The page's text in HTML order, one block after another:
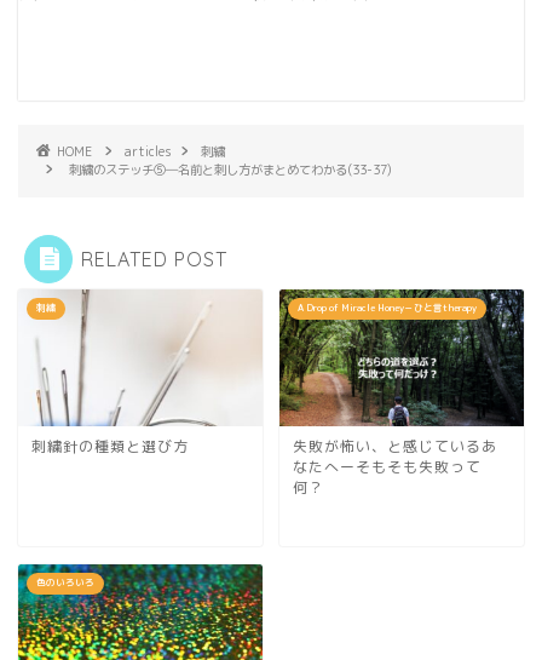
HOME articles
刺繍
刺繍のステッチ⑤―名前と刺し方がまとめてわかる(33-37)
RELATED POST
刺繍
刺繍針の種類と選び方
A Drop of Miracle Honey－ひと言therapy
失敗が怖い、と感じているあ
なたへーそもそも失敗って
何？
色のいろいろ